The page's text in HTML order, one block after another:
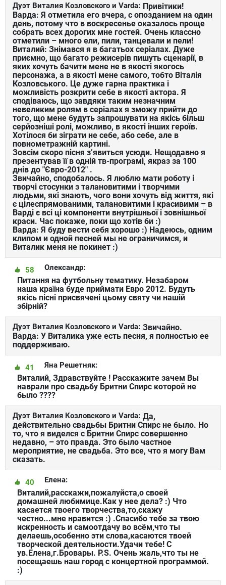
Дуэт Виталия Козловского и Varda: Привітики!
Варда: Я отметила его вчера, с опозданием на один
день, потому что в воскресенье оказалось проще
собрать всех дорогих мне гостей. Очень классно
отметили – много ели, пили, танцевали и пели!
Виталий: Знімався я в багатьох серіалах. Дуже
приємно, що багато режисерів пишуть сценарії, в
яких хочуть бачити мене не в якості якогось
персонажа, а в якості мене самого, тобто Віталія
Козловського. Це дуже гарна практика і
можливість розкрити себе в якості актора. Я
сподіваюсь, що завдяки таким незначним
невеликим ролям в серіалах я зможу прийти до
того, що мене будуть запрошувати на якісь більш
серйозніші ролі, можливо, в якості інших героїв.
Хотілося би зіграти не себе, або себе, але в
повнометражній картині.
Зовсім скоро пісня з’явиться усюди. Нещодавно я
презентував її в одній тв-програмі, якраз за 100
днів до "Євро-2012" .
Звичайно, сподобалось. Я люблю мати роботу і
творчі стосунки з талановитими і творчими
людьми, які знають, чого вони хочуть від життя, які
є цілеспрямованими, талановитими і красивими – в
Варді є всі ці компоненти внутрішньої і зовнішньої
краси. Час покаже, поки що хотів би :)
Варда: Я буду вести себя хорошо :) Надеюсь, одним
клипом и одной песней мы не ограничимся, и
Виталик меня не покинет :)
Олександр:
58
Питання на футбольну тематику. Незабаром
наша країна буде приймати Евро 2012. Будуть
якісь пісні присвячені цьому святу чи нашій
збірній?
Дуэт Виталия Козловского и Varda: Звичайно.
Варда: У Виталика уже есть песня, я полностью ее
поддерживаю.
Яна Решетняк:
41
Виталий, Здравствуйте ! Расскажите зачем Вы
наврали про свадьбу Бритни Спирс которой не
было ????
Дуэт Виталия Козловского и Varda: Да,
действительно свадьбы Бритни Спирс не было. Но
то, что я виделся с Бритни Спирс совершенно
недавно, – это правда. Это было частное
мероприятие, не свадьба. Это все, что я могу Вам
сказать.
Елена:
40
Виталий,расскажи,пожалуйста,о своей
домашней любимице.Как у нее дела? :) Что
касается твоего творчества,то,скажу
честно...мне нравится :) .Спасибо тебе за твою
искренность и самоотдачу во всём,что ты
делаешь,особенно эти слова,касаются твоей
творческой деятельности.Удачи тебе! С
ув.Елена,г.Бровары. P.S. Очень жаль,что ты не
посещаешь наш город с концертной программой.
:)